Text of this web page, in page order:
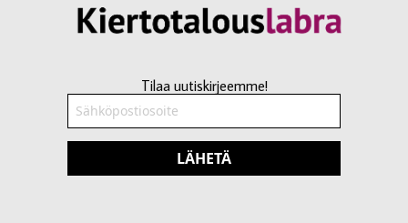
Tilaa uutiskirjeemme!
LÄHETÄ